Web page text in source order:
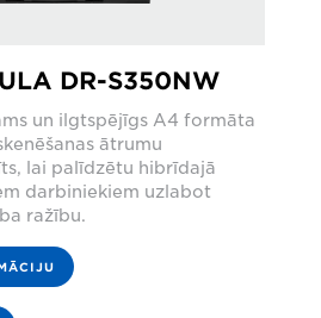
DR-S350NW
un ilgtspējīgs A4 formāta
ātrumu
lai palīdzētu hibrīdajā
darbiniekiem uzlabot
ražību.